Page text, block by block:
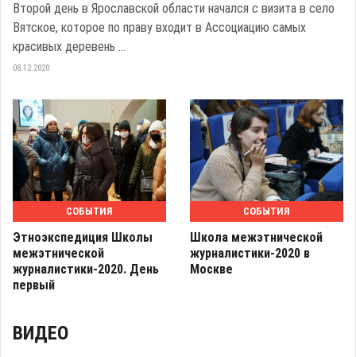
Второй день в Ярославской области начался с визита в село
Вятское, которое по праву входит в Ассоциацию самых
красивых деревень ...
08.12.2020
СОБЫТИЯ
Этноэкспедиция Школы
межэтнической
журналистики-2020. День
первый
СОБЫТИЯ
Школа межэтнической
журналистики-2020 в
Москве
ВИДЕО